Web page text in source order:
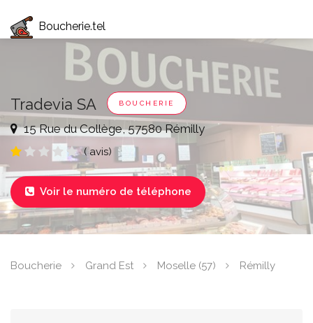
Boucherie.tel
Tradevia SA BOUCHERIE
15 Rue du Collège, 57580 Rémilly
( avis)
 Voir le numéro de téléphone
Boucherie Grand Est Moselle (57) Rémilly